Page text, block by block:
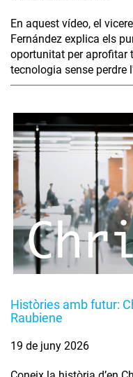
En aquest vídeo, el
Fernández explica els
oportunitat per aprofitar
tecnologia sense perdre
Històries amb futur:
Raubiene
19 de juny 2026